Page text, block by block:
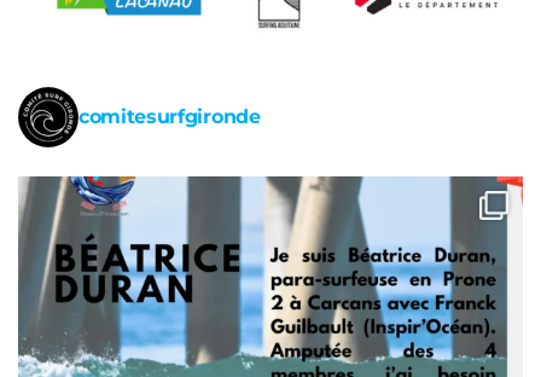
comitesurfgironde